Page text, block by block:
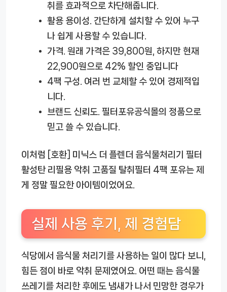
취를 효과적으로 차단해줍니다.
활용 용이성. 간단하게 설치할 수 있어 누구
나 쉽게 사용할 수 있습니다.
가격. 원래 가격은 39,800원, 하지만 현재
22,900원으로 42% 할인 중입니다
4팩 구성. 여러 번 교체할 수 있어 경제적입
니다.
브랜드 신뢰도. 필터포유공식몰의 정품으로
믿고 쓸 수 있습니다.
이처럼
[호환] 미닉스 더 플렌더 음식물처리기 필터
활성탄 리필용 악취 고품질 탈취필터 4팩 포유는 제
게 정말 필요한 아이템이었어요.
실제 사용 후기, 제 경험담
식당에서 음식물 처리기를 사용하는 일이 많다 보니,
힘든 점이 바로 악취 문제였어요. 어떤 때는 음식물
쓰레기를 처리한 후에도 냄새가 나서 민망한 경우가